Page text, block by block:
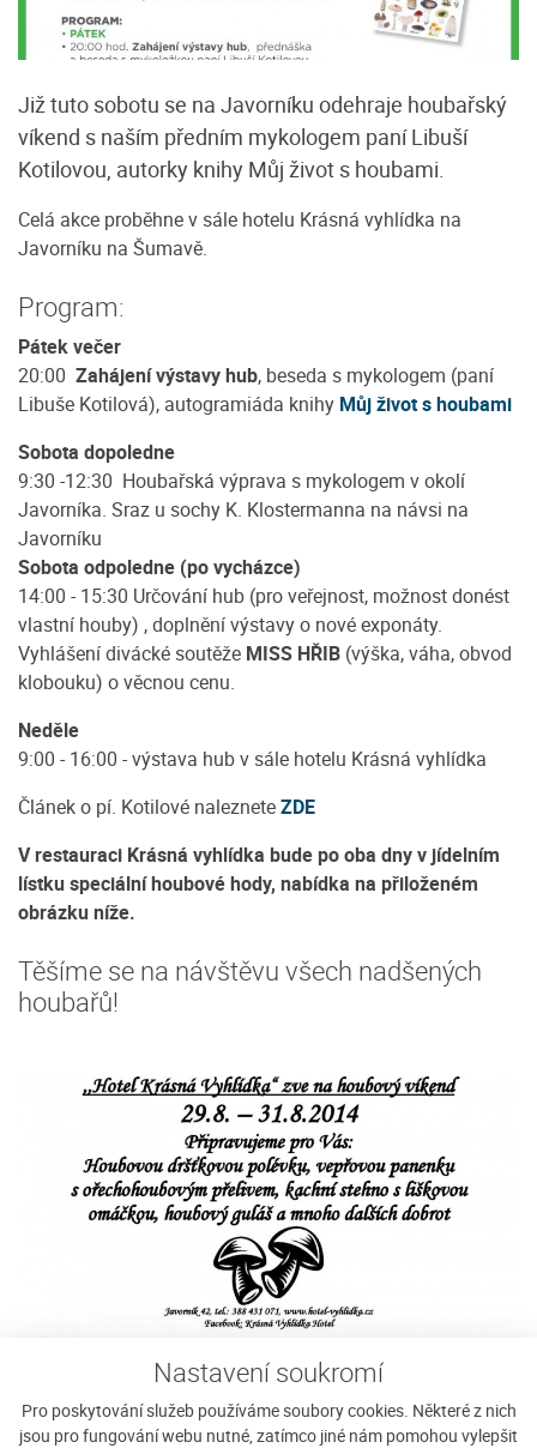
Nastavení soukromí
Pro poskytování služeb používáme soubory cookies. Některé z nich
jsou pro fungování webu nutné, zatímco jiné nám pomohou vylepšit
Již tuto sobotu se na Javorníku odehraje houbařský
víkend s naším předním mykologem paní Libuší
Kotilovou, autorky knihy Můj život s houbami.
Celá akce proběhne v sále hotelu Krásná vyhlídka na
Javorníku na Šumavě.
Program:
Pátek večer
20:00 Zahájení výstavy hub, beseda s mykologem (paní
Libuše Kotilová), autogramiáda knihy Můj život s houbami
Sobota dopoledne
9:30 -12:30 Houbařská výprava s mykologem v okolí
Javorníka. Sraz u sochy K. Klostermanna na návsi na
Javorníku
Sobota odpoledne (po vycházce)
14:00 - 15:30 Určování hub (pro veřejnost, možnost donést
vlastní houby) , doplnění výstavy o nové exponáty.
Vyhlášení divácké soutěže MISS HŘIB (výška, váha, obvod
klobouku) o věcnou cenu.
Neděle
9:00 - 16:00 - výstava hub v sále hotelu Krásná vyhlídka
Článek o pí. Kotilové nalezneteZDE
V restauraci Krásná vyhlídka bude po oba dny v jídelním
lístku speciální houbové hody, nabídka na přiloženém
obrázku níže.
Těšíme se na návštěvu všech nadšených
houbařů!
Sháníte ubytování na Javorníku?